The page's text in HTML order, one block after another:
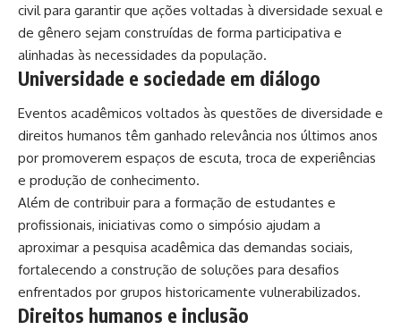
civil para garantir que ações voltadas à diversidade sexual e
de gênero sejam construídas de forma participativa e
alinhadas às necessidades da população.
Universidade e sociedade em diálogo
Eventos acadêmicos voltados às questões de diversidade e
direitos humanos têm ganhado relevância nos últimos anos
por promoverem espaços de escuta, troca de experiências
e produção de conhecimento.
Além de contribuir para a formação de estudantes e
profissionais, iniciativas como o simpósio ajudam a
aproximar a pesquisa acadêmica das demandas sociais,
fortalecendo a construção de soluções para desafios
enfrentados por grupos historicamente vulnerabilizados.
Direitos humanos e inclusão